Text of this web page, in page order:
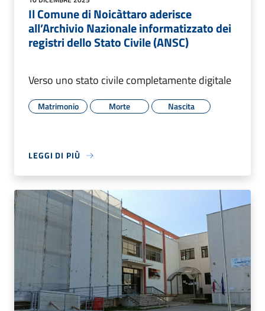
Il Comune di Noicàttaro aderisce
all’Archivio Nazionale informatizzato dei
registri dello Stato Civile (ANSC)
Verso uno stato civile completamente digitale
Matrimonio Morte Nascita
LEGGI DI PIÙ